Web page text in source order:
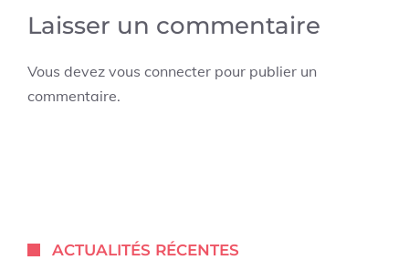
Laisser un commentaire
Vous devez vous connecter pour publier un
commentaire.
ACTUALITÉS RÉCENTES